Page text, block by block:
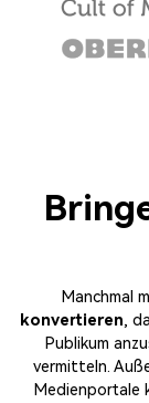
Manchmal
konvertieren,
Publikum
vermitteln.
Medienportale